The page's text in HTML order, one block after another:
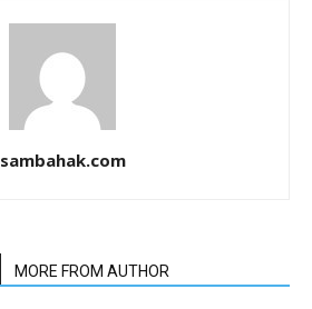
sambahak.com
MORE FROM AUTHOR